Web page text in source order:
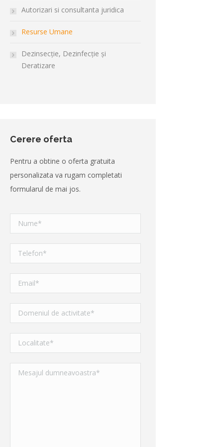
Autorizari si consultanta juridica
Resurse Umane
Dezinsecție, Dezinfecție și
Deratizare
Cerere oferta
Pentru a obtine o oferta gratuita
personalizata va rugam completati
formularul de mai jos.